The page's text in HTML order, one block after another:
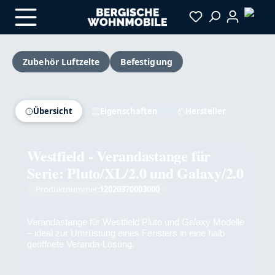
Zum Hauptinhalt springen
Zubehör Luftzelte
Befestigung
Übersicht Eigenschaften Hersteller
Westfield - Verandastange für
Serie: Pluto/XL/2.0 und Galaxy/2.0
Produktnummer: 12020370003000
Verandastange für Westfield Pluto und Galaxy Modelle
– ideal zur Umrüstung eines Fensters in eine halb
geöffnete Veranda-Lösung.